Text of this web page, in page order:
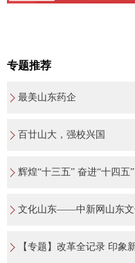
专题推荐
最美山东药企
百廿山大，强校兴国
辉煌“十三五” 奋进“十四五”
文化山东——中新网山东文
【专题】改革全记录 印象